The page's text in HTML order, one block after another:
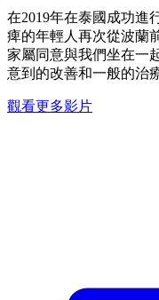
在2019年在泰國成功進
痺的年輕人再次從波蘭
家屬同意與我們坐在一
意到的改善和一般的治
觀看更多影片